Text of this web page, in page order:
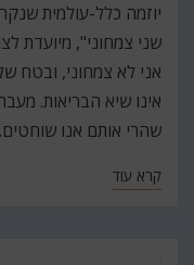
שני צמחוני", מיועדת
אני לא צמחוני, ובטח
אינו שיא הבריאות.
שהרי אותם אנו
קרא עוד